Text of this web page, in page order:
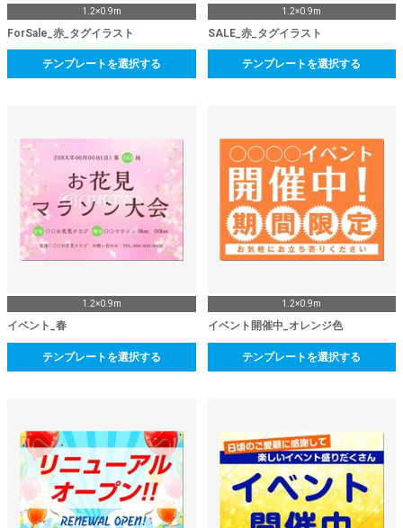
1.2×0.9m
ForSale_赤_タグイラスト
テンプレートを選択する
1.2×0.9m
SALE_赤_タグイラスト
テンプレートを選択する
1.2×0.9m
イベント_春
テンプレートを選択する
1.2×0.9m
イベント開催中_オレンジ色
テンプレートを選択する